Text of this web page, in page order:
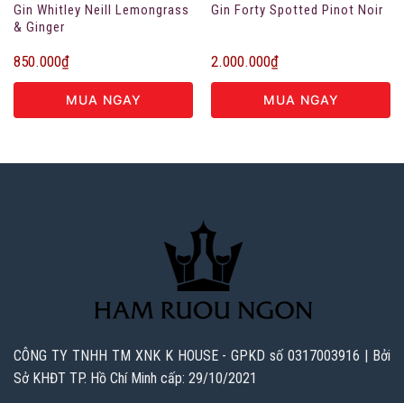
Gin Whitley Neill Lemongrass
& Ginger
850.000₫
MUA NGAY
Gin Forty Spotted Pinot Noir
2.000.000₫
MUA NGAY
CÔNG TY TNHH TM XNK K HOUSE - GPKD số 0317003916 | Bởi
Sở KHĐT TP. Hồ Chí Minh cấp: 29/10/2021